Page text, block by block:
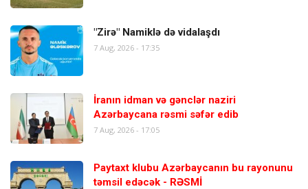
"Zirə" Namiklə də vidalaşdı
7 Aug, 2026 - 17:35
İranın idman və gənclər naziri
Azərbaycana rəsmi səfər edib
7 Aug, 2026 - 17:05
Paytaxt klubu Azərbaycanın bu rayonunu
təmsil edəcək - RƏSMİ